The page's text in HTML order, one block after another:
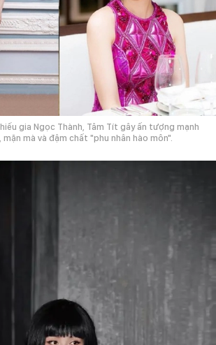
gia Ngọc Thành, Tâm Tít gây ấn tượng mạnh
mà và đậm chất "phu nhân hào môn".